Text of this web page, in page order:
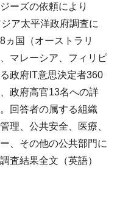
ーズの依頼により
ア太平洋政府調査に
ヵ国（オーストラリ
マレーシア、フィリピ
政府IT意思決定者360
政府高官13名への詳
回答者の属する組織
理、公共安全、医療、
、その他の公共部門に
査結果全文（英語）